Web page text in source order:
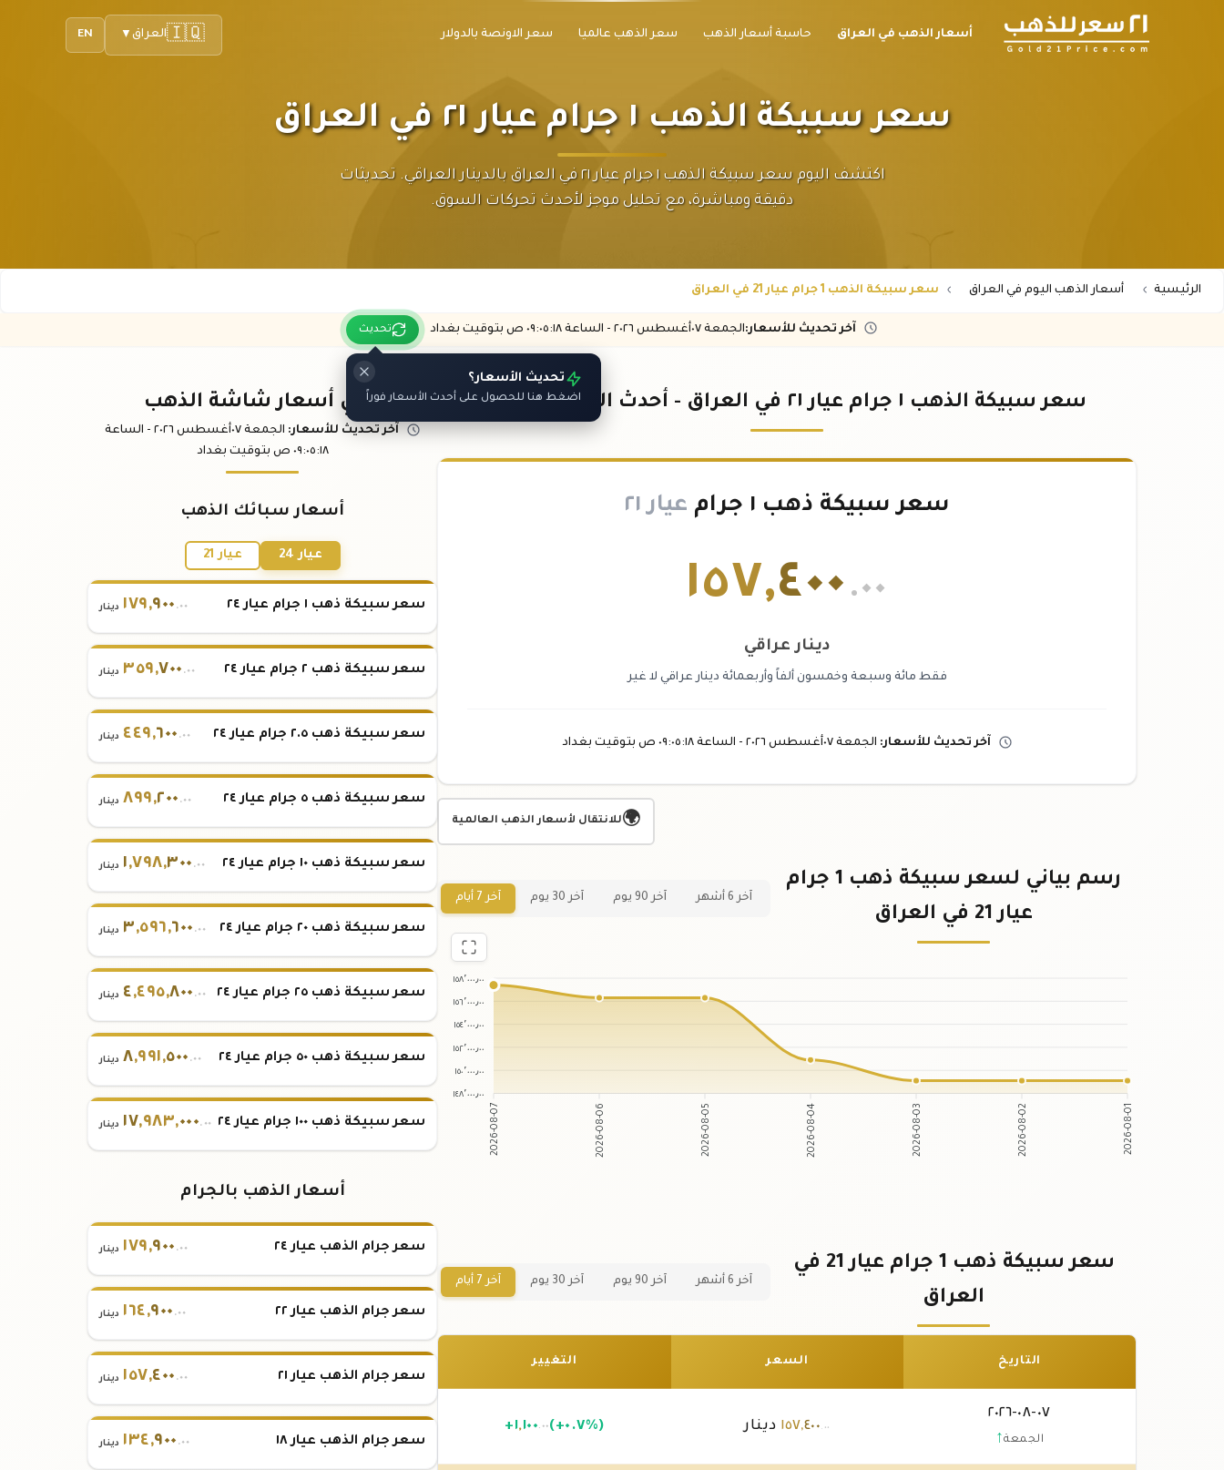
أسعار الذهب في العراق حاسبة أسعار الذهب سعر الذهب عالميا سعر الاونصة بالدولار EN 🇮🇶العراق ▼
سعر سبيكة الذهب ١ جرام عيار ٢١ في العراق
اكتشف اليوم سعر سبيكة الذهب ١ جرام عيار ٢١ في العراق بالدينار العراقي. تحديثات
دقيقة ومباشرة، مع تحليل موجز لأحدث تحركات السوق.
الرئيسية أسعار الذهب اليوم في العراق سعر سبيكة الذهب 1 جرام عيار 21 في العراق
آخر تحديث للأسعار:الجمعة ٠٧ أغسطس ٢٠٢٦ - الساعة :١٨ ص بتوقيت بغداد تحديث
تحديث الأسعار؟
اضغط هنا للحصول على أحدث الأسعار فوراً سعر سبيكة الذهب ١ جرام عيار ٢١ في العراق - أحدث الأسعار اليوم
سعر سبيكة ذهب ١ جرام عيار ٢١
١٥٧,٤٠٠ .٠٠
دينار عراقي
فقط مائة وسبعة وخمسون ألفاً وأربعمائة دينار عراقي لا غير
آخر تحديث للأسعار: الجمعة ٠٧ أغسطس ٢٠٢٦ - الساعة ٠٩:٠٥:١٨ ص بتوقيت بغداد
🌍للانتقال لأسعار الذهب العالمية
رسم بياني لسعر سبيكة ذهب 1 جرام
عيار 21 في العراق
آخر 6 أشهر آخر 90 يوم آخر 30 يوم آخر 7 أيام
١٥٨٬٠٠٠٫٠٠
١٥٦٬٠٠٠٫٠٠
١٥٤٬٠٠٠٫٠٠
١٥٢٬٠٠٠٫٠٠
١٥٠٬٠٠٠٫٠٠
١٤٨٬٠٠٠٫٠٠
2026-08-07 2026-08-06 2026-08-05 2026-08-04 2026-08-03 2026-08-02 2026-08-01
سعر سبيكة ذهب 1 جرام عيار 21 في
العراق
آخر 6 أشهر آخر 90 يوم آخر 30 يوم آخر 7 أيام
التاريخ السعر التغيير
٠٧-٠٨-٢٠٢٦
الجمعة↑
١٥٧,٤٠٠.٠٠ دينار +١,١٠٠ .٠٠ (+٠.٧%)
باقي أسعار شاشة الذهب
آخر تحديث للأسعار: الجمعة ٠٧ أغسطس ٢٠٢٦ -
الساعة
٠٩:٠٥:١٨ ص بتوقيت بغداد
أسعار سبائك الذهب
عيار 24 عيار 21
سعر سبيكة ذهب ١ جرام عيار ٢٤ ١٧٩,٩٠٠ .٠٠ دينار
سعر سبيكة ذهب ٢ جرام عيار ٢٤ ٣٥٩,٧٠٠ .٠٠ دينار
سعر سبيكة ذهب ٢.٥ جرام عيار ٢٤ ٤٤٩,٦٠٠ .٠٠ دينار
سعر سبيكة ذهب ٥ جرام عيار ٢٤ ٨٩٩,٢٠٠ .٠٠ دينار
سعر سبيكة ذهب ١٠ جرام عيار ٢٤ ١,٧٩٨,٣٠٠ .٠٠ دينار
سعر سبيكة ذهب ٢٠ جرام عيار ٢٤ ٣,٥٩٦,٦٠٠ .٠٠ دينار
سعر سبيكة ذهب ٢٥ جرام عيار ٢٤ ٤,٤٩٥,٨٠٠ .٠٠ دينار
سعر سبيكة ذهب ٥٠ جرام عيار ٢٤ ٨,٩٩١,٥٠٠ .٠٠ دينار
سعر سبيكة ذهب ١٠٠ جرام عيار ٢٤ ١٧,٩٨٣,٠٠٠.٠٠ دينار
أسعار الذهب بالجرام
سعر جرام الذهب عيار ٢٤ ١٧٩,٩٠٠ .٠٠ دينار
سعر جرام الذهب عيار ٢٢ ١٦٤,٩٠٠ .٠٠ دينار
سعر جرام الذهب عيار ٢١ ١٥٧,٤٠٠ .٠٠ دينار
سعر جرام الذهب عيار ١٨ ١٣٤,٩٠٠ .٠٠ دينار